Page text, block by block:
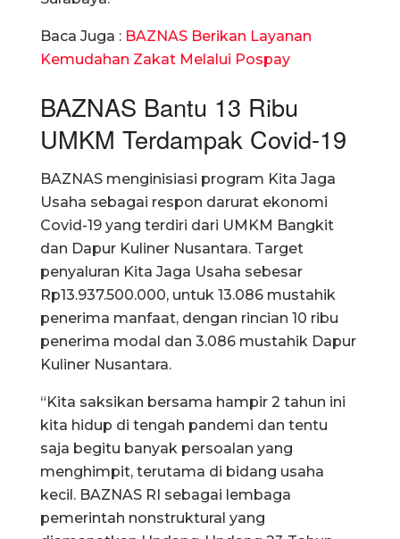
Baca Juga : BAZNAS Berikan Layanan
Kemudahan Zakat Melalui Pospay
BAZNAS Bantu 13 Ribu
UMKM Terdampak Covid-19
BAZNAS menginisiasi program Kita Jaga
Usaha sebagai respon darurat ekonomi
Covid-19 yang terdiri dari UMKM Bangkit
dan Dapur Kuliner Nusantara. Target
penyaluran Kita Jaga Usaha sebesar
Rp13.937.500.000, untuk 13.086 mustahik
penerima manfaat, dengan rincian 10 ribu
penerima modal dan 3.086 mustahik Dapur
Kuliner Nusantara.
“Kita saksikan bersama hampir 2 tahun ini
kita hidup di tengah pandemi dan tentu
saja begitu banyak persoalan yang
menghimpit, terutama di bidang usaha
kecil. BAZNAS RI sebagai lembaga
pemerintah nonstruktural yang